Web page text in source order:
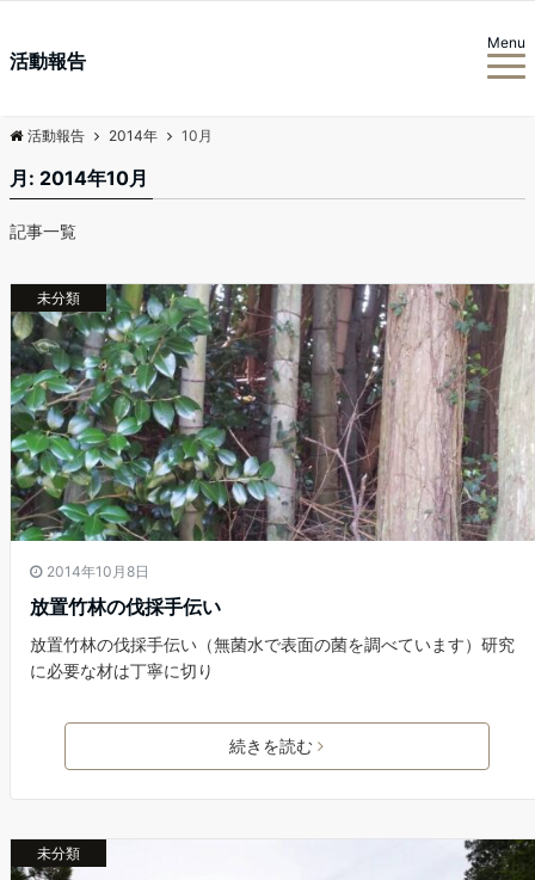
活動報告
Menu
活動報告 2014年 10月
月: 2014年10月
記事一覧
未分類
2014年10月8日
放置竹林の伐採手伝い
放置竹林の伐採手伝い（無菌水で表面の菌を調べています）研究
に必要な材は丁寧に切り
続きを読む
未分類